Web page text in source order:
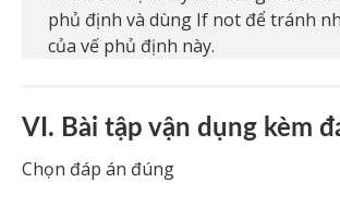
phủ định và dùng If not để tránh
của vế phủ định này.
VI. Bài tập vận dụng kèm
Chọn đáp án đúng